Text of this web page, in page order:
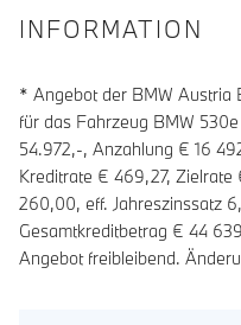
INFORMATION
* Angebot der BMW Austria
für das Fahrzeug BMW
54.972,-, Anzahlung € 16
Kreditrate € 469,27, Zielrate
260,00, eff. Jahreszinssatz
Gesamtkreditbetrag € 44
Angebot freibleibend.